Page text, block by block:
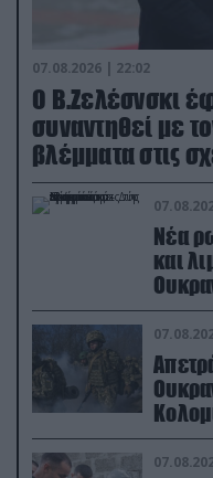
07.08.2026 | 22:02
Ο Β.Ζελέσνσκι
συναντηθεί με τον
βλέμματα στις
Νέα
και
μετά